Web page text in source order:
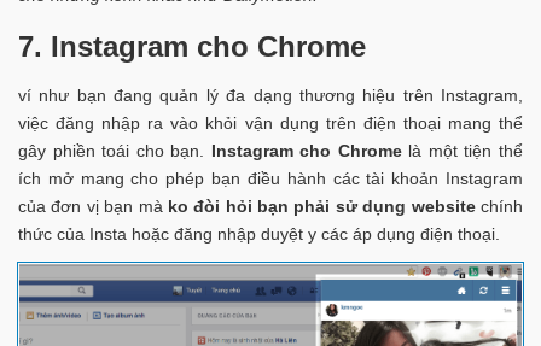
7. Instagram cho Chrome
ví như bạn đang quản lý đa dạng thương hiệu trên Instagram,
việc đăng nhập ra vào khỏi vận dụng trên điện thoại mang thể
gây phiền toái cho bạn. Instagram cho Chromelà một tiện thể
ích mở mang cho phép bạn điều hành các tài khoản Instagram
của đơn vị bạn mà ko đòi hỏi bạn phải sử dụng websitechính
thức của Insta hoặc đăng nhập duyệt y các áp dụng điện thoại.